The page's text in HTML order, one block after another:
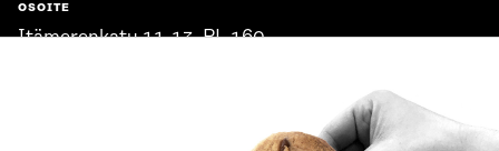
OSOITE
Itämerenkatu 11-13, PL 160,